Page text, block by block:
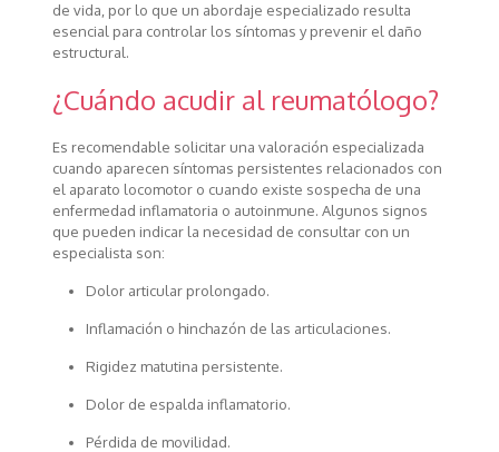
de vida, por lo que un abordaje especializado resulta
esencial para controlar los síntomas y prevenir el daño
estructural.
¿Cuándo acudir al reumatólogo?
Es recomendable solicitar una valoración especializada
cuando aparecen síntomas persistentes relacionados con
el aparato locomotor o cuando existe sospecha de una
enfermedad inflamatoria o autoinmune. Algunos signos
que pueden indicar la necesidad de consultar con un
especialista son:
Dolor articular prolongado.
Inflamación o hinchazón de las articulaciones.
Rigidez matutina persistente.
Dolor de espalda inflamatorio.
Pérdida de movilidad.